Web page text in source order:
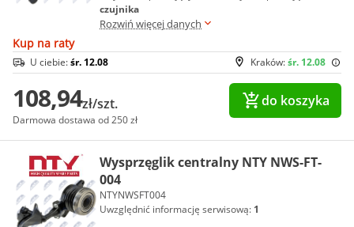
czujnika
Rozwiń więcej danych
Kup na raty
Kraków:śr. 12.08
U ciebie:śr. 12.08
108,94zł/szt.
Darmowa dostawa od 250 zł
do koszyka
Wysprzęglik centralny NTY NWS-FT-
004
NTYNWSFT004
Uwzględnić informację serwisową: 1